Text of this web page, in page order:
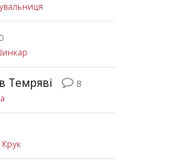
Темряві
8